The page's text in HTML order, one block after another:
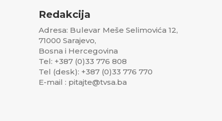
Redakcija
Adresa: Bulevar Meše Selimovića 12,
71000 Sarajevo,
Bosna i Hercegovina
Tel: +387 (0)33 776 808
Tel (desk): +387 (0)33 776 770
E-mail : pitajte@tvsa.ba